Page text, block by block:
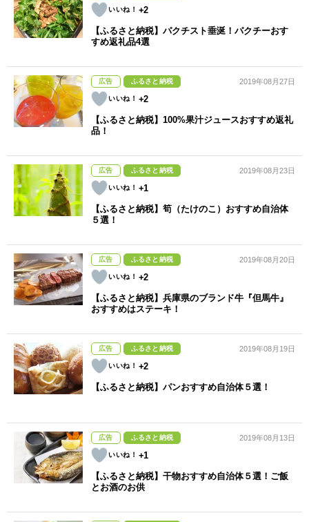
+2
【ふるさと納税】パクチスト垂涎！パクチーおす
すめ返礼品4選
広告 ふるさと納税
+2
2019年08月27日
【ふるさと納税】100%果汁ジュースおすすめ返礼
品！
広告 ふるさと納税
+1
2019年08月23日
【ふるさと納税】筍（たけのこ）おすすめ自治体
５選！
広告 ふるさと納税
+2
2019年08月20日
【ふるさと納税】兵庫県のブランド牛『但馬牛』
おすすめはステーキ！
広告 ふるさと納税
+2
2019年08月19日
【ふるさと納税】パンおすすめ自治体５選！
広告 ふるさと納税
+1
2019年08月13日
【ふるさと納税】干物おすすめ自治体５選！ご飯
とお酒のお供